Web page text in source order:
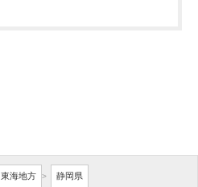
東海地方 > 静岡県